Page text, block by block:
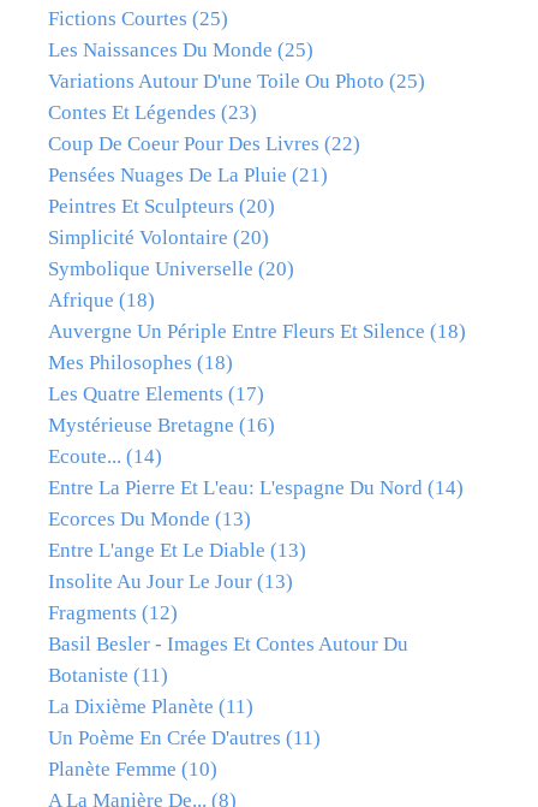
Fictions Courtes (25)
Les Naissances Du Monde (25)
Variations Autour D'une Toile Ou Photo (25)
Contes Et Légendes (23)
Coup De Coeur Pour Des Livres (22)
Pensées Nuages De La Pluie (21)
Peintres Et Sculpteurs (20)
Simplicité Volontaire (20)
Symbolique Universelle (20)
Afrique (18)
Auvergne Un Périple Entre Fleurs Et Silence (18)
Mes Philosophes (18)
Les Quatre Elements (17)
Mystérieuse Bretagne (16)
Ecoute... (14)
Entre La Pierre Et L'eau: L'espagne Du Nord (14)
Ecorces Du Monde (13)
Entre L'ange Et Le Diable (13)
Insolite Au Jour Le Jour (13)
Fragments (12)
Basil Besler - Images Et Contes Autour Du
Botaniste (11)
La Dixième Planète (11)
Un Poème En Crée D'autres (11)
Planète Femme (10)
A La Manière De... (8)